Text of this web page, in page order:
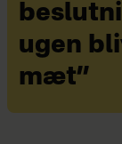
ugen
mæt”